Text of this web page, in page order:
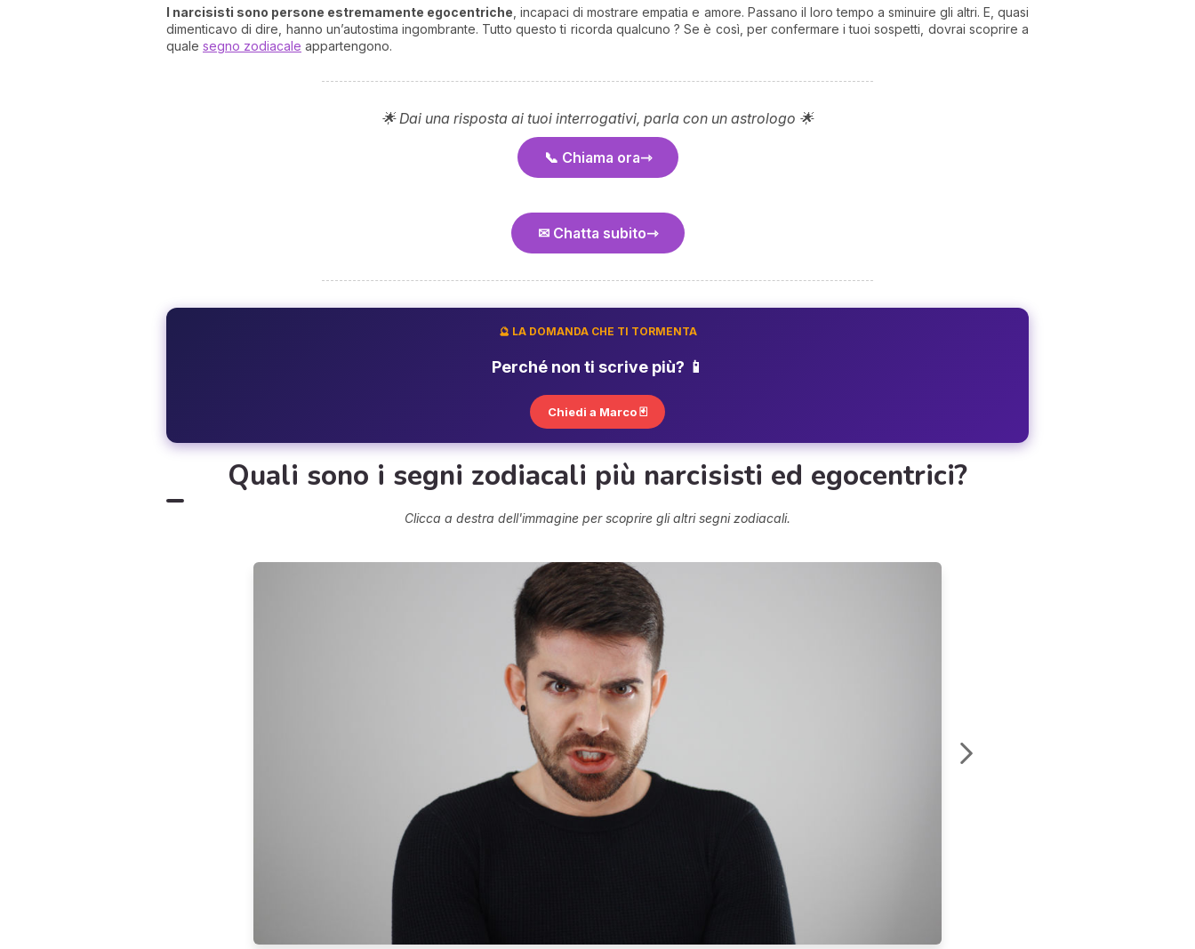
I narcisisti sono persone estremamente egocentriche , incapaci di mostrare empatia e amore. Passano il loro tempo a sminuire gli altri. E, quasi
dimenticavo di dire, hanno un’autostima ingombrante. Tutto questo ti ricorda qualcuno ? Se è così, per confermare i tuoi sospetti, dovrai scoprire a
quale segno zodiacale appartengono.
🌟 Dai una risposta ai tuoi interrogativi, parla con un astrologo 🌟
📞 Chiama ora
✉ Chatta subito
🔮 LA DOMANDA CHE TI TORMENTA
Perché non ti scrive più? 📱
Chiedi a Marco 🃏
Quali sono i segni zodiacali più narcisisti ed egocentrici?
Clicca a destra dell'immagine per scoprire gli altri segni zodiacali.